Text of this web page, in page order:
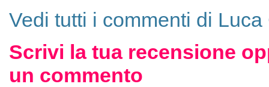
Vedi tutti i commenti di
Scrivi la tua recensione
un commento